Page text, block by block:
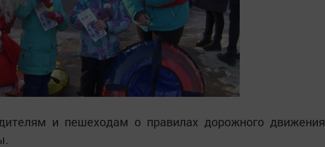
и пешеходам о правилах дорожного